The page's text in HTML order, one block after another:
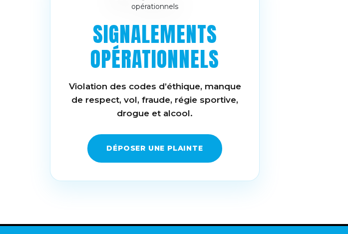
SIGNALEMENTS
OPÉRATIONNELS
Violation des codes d’éthique, manque
de respect, vol, fraude, régie sportive,
drogue et alcool.
DÉPOSER UNE PLAINTE